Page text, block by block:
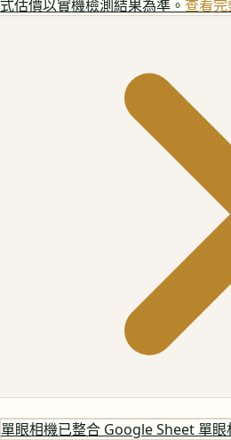
式估價以實機檢測結果為準。 查看
單眼相機已整合 Google Sheet 單眼